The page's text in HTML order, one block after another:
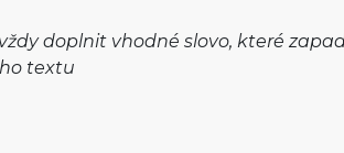
doplnit vhodné slovo, které
textu